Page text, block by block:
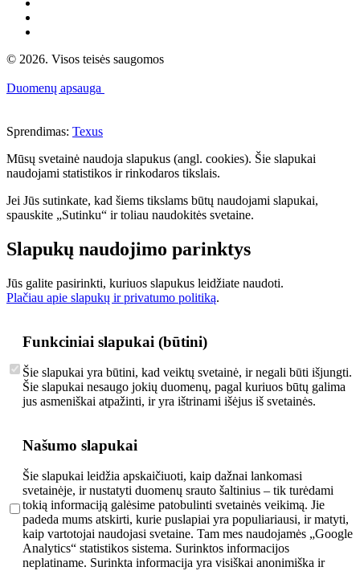
© 2026. Visos teisės saugomos
Duomenų apsauga
Sprendimas: Texus
Mūsų svetainė naudoja slapukus (angl. cookies). Šie slapukai
naudojami statistikos ir rinkodaros tikslais.
Jei Jūs sutinkate, kad šiems tikslams būtų naudojami slapukai,
spauskite „Sutinku“ ir toliau naudokitės svetaine.
Slapukų naudojimo parinktys
Jūs galite pasirinkti, kuriuos slapukus leidžiate naudoti.
Plačiau apie slapukų ir privatumo politiką.
Funkciniai slapukai (būtini)
Šie slapukai yra būtini, kad veiktų svetainė, ir negali būti išjungti.
Šie slapukai nesaugo jokių duomenų, pagal kuriuos būtų galima
jus asmeniškai atpažinti, ir yra ištrinami išėjus iš svetainės.
Našumo slapukai
Šie slapukai leidžia apskaičiuoti, kaip dažnai lankomasi
svetainėje, ir nustatyti duomenų srauto šaltinius – tik turėdami
tokią informaciją galėsime patobulinti svetainės veikimą. Jie
padeda mums atskirti, kurie puslapiai yra populiariausi, ir matyti,
kaip vartotojai naudojasi svetaine. Tam mes naudojamės „Google
Analytics“ statistikos sistema. Surinktos informacijos
neplatiname. Surinkta informacija yra visiškai anonimiška ir